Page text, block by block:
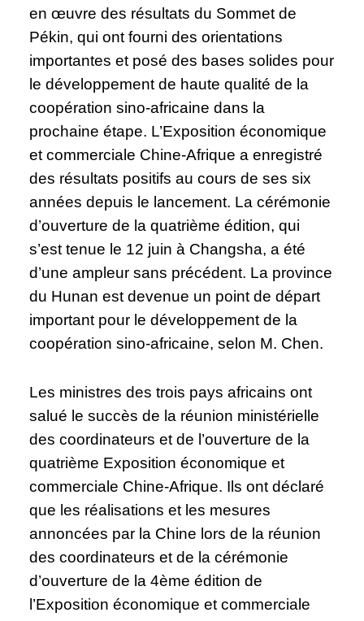
en œuvre des résultats du Sommet de
Pékin, qui ont fourni des orientations
importantes et posé des bases solides pour
le développement de haute qualité de la
coopération sino-africaine dans la
prochaine étape. L’Exposition économique
et commerciale Chine-Afrique a enregistré
des résultats positifs au cours de ses six
années depuis le lancement. La cérémonie
d’ouverture de la quatrième édition, qui
s’est tenue le 12 juin à Changsha, a été
d’une ampleur sans précédent. La province
du Hunan est devenue un point de départ
important pour le développement de la
coopération sino-africaine, selon M. Chen.
Les ministres des trois pays africains ont
salué le succès de la réunion ministérielle
des coordinateurs et de l’ouverture de la
quatrième Exposition économique et
commerciale Chine-Afrique. Ils ont déclaré
que les réalisations et les mesures
annoncées par la Chine lors de la réunion
des coordinateurs et de la cérémonie
d’ouverture de la 4ème édition de
l’Exposition économique et commerciale